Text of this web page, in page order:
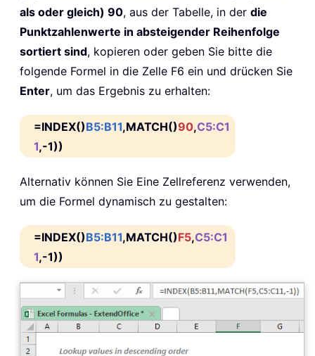
als oder gleich) 90, aus der Tabelle, in der die
Punktzahlenwerte in absteigender Reihenfolge
sortiert sind, kopieren oder geben Sie bitte die
folgende Formel in die Zelle F6 ein und drücken Sie
Enter, um das Ergebnis zu erhalten:
=INDEX()B5:B11,MATCH()90,C5:C1
1,-1))
Alternativ können Sie Eine Zellreferenz verwenden,
um die Formel dynamisch zu gestalten:
=INDEX()B5:B11,MATCH()F5,C5:C1
1,-1))